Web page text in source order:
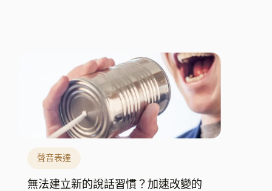
聲音表達
無法建立新的說話習慣？加速改變的